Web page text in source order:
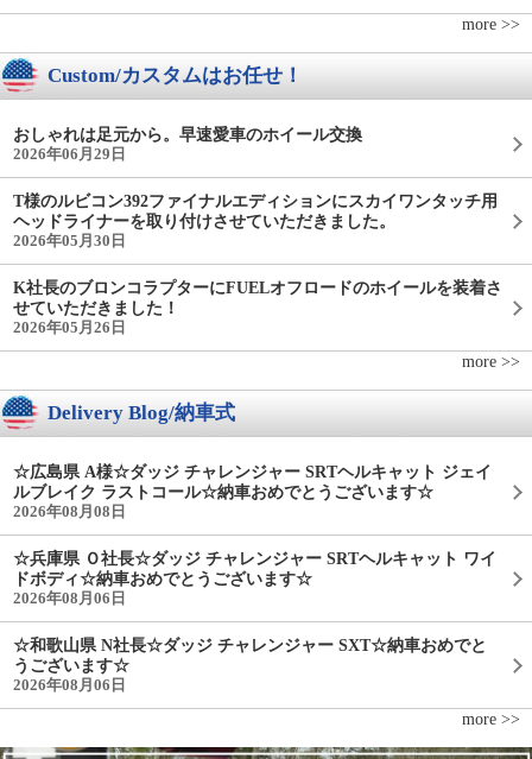
more >>
Custom/カスタムはお任せ！
おしゃれは足元から。早速愛車のホイール交換
2026年06月29日
T様のルビコン392ファイナルエディションにスカイワンタッチ用
ヘッドライナーを取り付けさせていただきました。
2026年05月30日
K社長のブロンコラプターにFUELオフロードのホイールを装着さ
せていただきました！
2026年05月26日
more >>
Delivery Blog/納車式
☆広島県 A様☆ダッジ チャレンジャー SRTヘルキャット ジェイ
ルブレイク ラストコール☆納車おめでとうございます☆
2026年08月08日
☆兵庫県 Ｏ社長☆ダッジ チャレンジャー SRTヘルキャット ワイ
ドボディ☆納車おめでとうございます☆
2026年08月06日
☆和歌山県 N社長☆ダッジ チャレンジャー SXT☆納車おめでと
うございます☆
2026年08月06日
more >>